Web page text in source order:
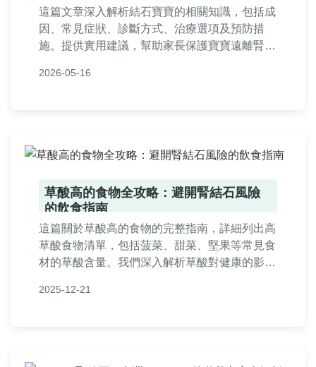
這篇文章深入解析結石寶寶的相關知識，包括成
因、常見症狀、診斷方式、治療選項及預防措
施。提供實用建議，幫助家長保護寶寶遠離腎結
合所有關心嬰兒健康的父母閱讀。
2026-05-16
草酸高的食物全攻略：避開腎結石風險
的飲食指南
這篇關於草酸高的食物的完整指南，詳細列出高
草酸食物清單，包括菠菜、甜菜、堅果等常見食
材的草酸含量。我們深入解析草酸對健康的影
如烹飪方式調整來減少草酸攝取。文章還包含常
2025-12-21